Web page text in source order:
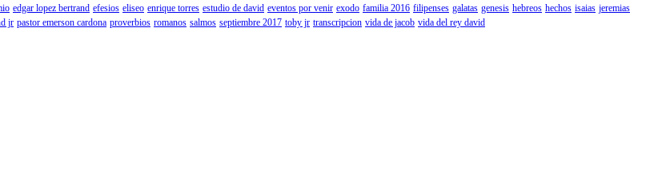
edgar lopez bertrand efesios eliseo enrique torres estudio de david eventos por venir exodo familia 2016 filipenses galatas genesis hebreos hechos isaias jeremias
jr pastor emerson cardona proverbios romanos salmos septiembre 2017 toby jr transcripcion vida de jacob vida del rey david